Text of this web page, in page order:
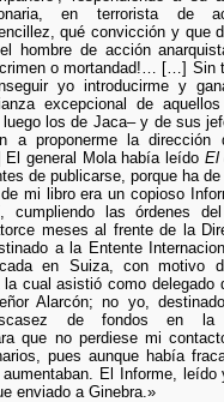
en terrorista de
qué convicción y que
hombre de acción
o mortandad!… […] Sin
yo introducirme y
excepcional de aquellos
los de Jaca– y de sus
a proponerme la dirección
general Mola había leído El
de publicarse, porque ha
mi libro era un copioso
cumpliendo las órdenes
meses al frente de la
a la Entente
en Suiza, con motivo
cual asistió como delegado
Alarcón; no yo,
de fondos en la
que no perdiese mi
pues aunque había
El Informe, leído
enviado a Ginebra.»